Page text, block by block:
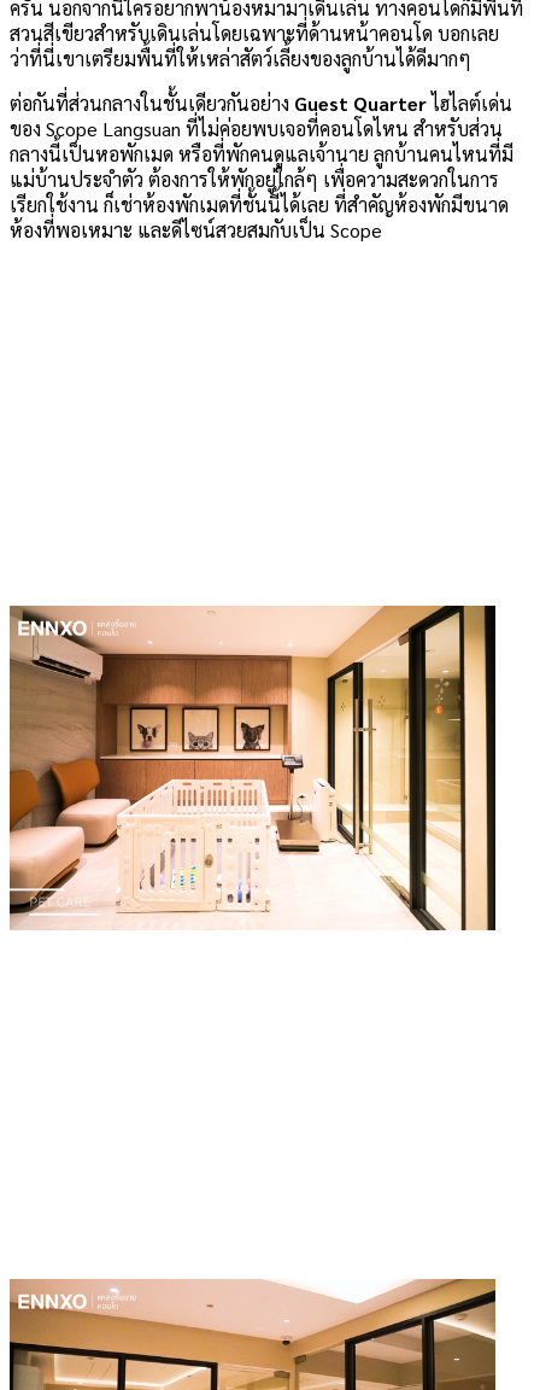
ครัน นอกจากนี้ใครอยากพาน้องหมามาเดินเล่น ทางคอนโดก็มีพื้นที่
สวนสีเขียวสำหรับเดินเล่นโดยเฉพาะที่ด้านหน้าคอนโด บอกเลย
ว่าที่นี่เขาเตรียมพื้นที่ให้เหล่าสัตว์เลี้ยงของลูกบ้านได้ดีมากๆ
ต่อกันที่ส่วนกลางในชั้นเดียวกันอย่าง Guest Quarterไฮไลต์เด่น
ของ Scope Langsuan ที่ไม่ค่อยพบเจอที่คอนโดไหน สำหรับส่วน
กลางนี้เป็นหอพักเมด หรือที่พักคนดูแลเจ้านาย ลูกบ้านคนไหนที่มี
แม่บ้านประจำตัว ต้องการให้พักอยู่ใกล้ๆ เพื่อความสะดวกในการ
เรียกใช้งาน ก็เช่าห้องพักเมดที่ชั้นนี้ได้เลย ที่สำคัญห้องพักมีขนาด
ห้องที่พอเหมาะ และดีไซน์สวยสมกับเป็น Scope